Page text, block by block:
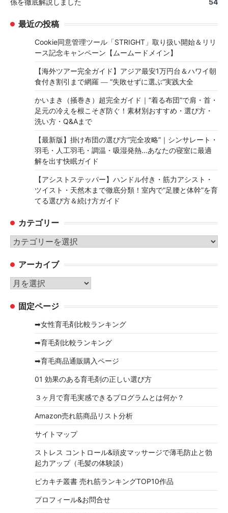
係を徹底解説しました 54
最近の投稿
Cookie同意管理ツール「STRIGHT」取り扱い開始＆リリ
ース記念キャンペーン【ムームードメイン】
【海外ツアー完全ガイド】アジア最安1万円台＆ハワイ朝
食付き割引まで網羅 ― “失敗せずに選ぶ”実践大全
かいまき（掻巻き）超完全ガイド｜“着る布団”で肩・首・
足元の冷えを根こそぎ防ぐ！素材別おすすめ・選び方・
洗い方・Q&Aまで
【最新版】掛け布団の選び方“完全攻略”｜シンサレート・
羽毛・人工羽毛・調温・吸湿発熱…あなたの寝室に最適
解を出す快眠ガイド
【アシストステッパー】ハンドル付き・筋力アシスト・
ツイスト・天然木まで徹底分類！室内で“足腰と体幹”を育
てる選び方＆続け方ガイド
カテゴリー
カ
ゴ
リ
ー
アーカイブ
ア
カ 固定ページ
➡女性育毛剤比較ランキング
➡育毛剤比較ランキング
➡育毛商品通販購入ページ
01 効果のある育毛剤の正しい選び方
３ヶ月で育毛実感できるプログラムとは何か？
Amazon売れ筋商品リスト分析
サイトマップ
ストレス コントロール&頭皮マッサージで薄毛防止と勃
起力アップ（毛髪の体験談）
ピカキチ叢書 売れ筋ランキングTOP10作品
プロフィール&お問合せ